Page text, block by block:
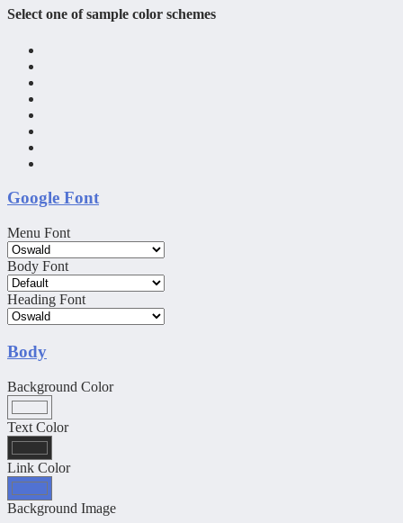
Select one of sample color schemes
Google Font
Menu Font
Body Font
Heading Font
Body
Background Color
Text Color
Link Color
Background Image